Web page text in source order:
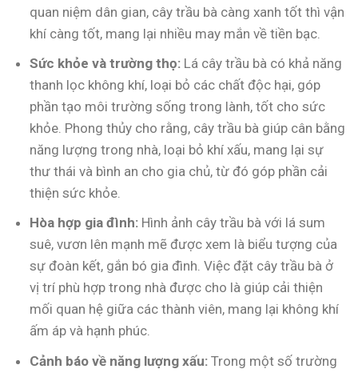
quan niệm dân gian, cây trầu bà càng xanh tốt thì vận
khí càng tốt, mang lại nhiều may mắn về tiền bạc.
Sức khỏe và trường thọ: Lá cây trầu bà có khả năng
thanh lọc không khí, loại bỏ các chất độc hại, góp
phần tạo môi trường sống trong lành, tốt cho sức
khỏe. Phong thủy cho rằng, cây trầu bà giúp cân bằng
năng lượng trong nhà, loại bỏ khí xấu, mang lại sự
thư thái và bình an cho gia chủ, từ đó góp phần cải
thiện sức khỏe.
Hòa hợp gia đình: Hình ảnh cây trầu bà với lá sum
suê, vươn lên mạnh mẽ được xem là biểu tượng của
sự đoàn kết, gắn bó gia đình. Việc đặt cây trầu bà ở
vị trí phù hợp trong nhà được cho là giúp cải thiện
mối quan hệ giữa các thành viên, mang lại không khí
ấm áp và hạnh phúc.
Cảnh báo về năng lượng xấu: Trong một số trường